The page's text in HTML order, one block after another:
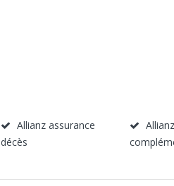
Allianz assurance
décès
Allianz